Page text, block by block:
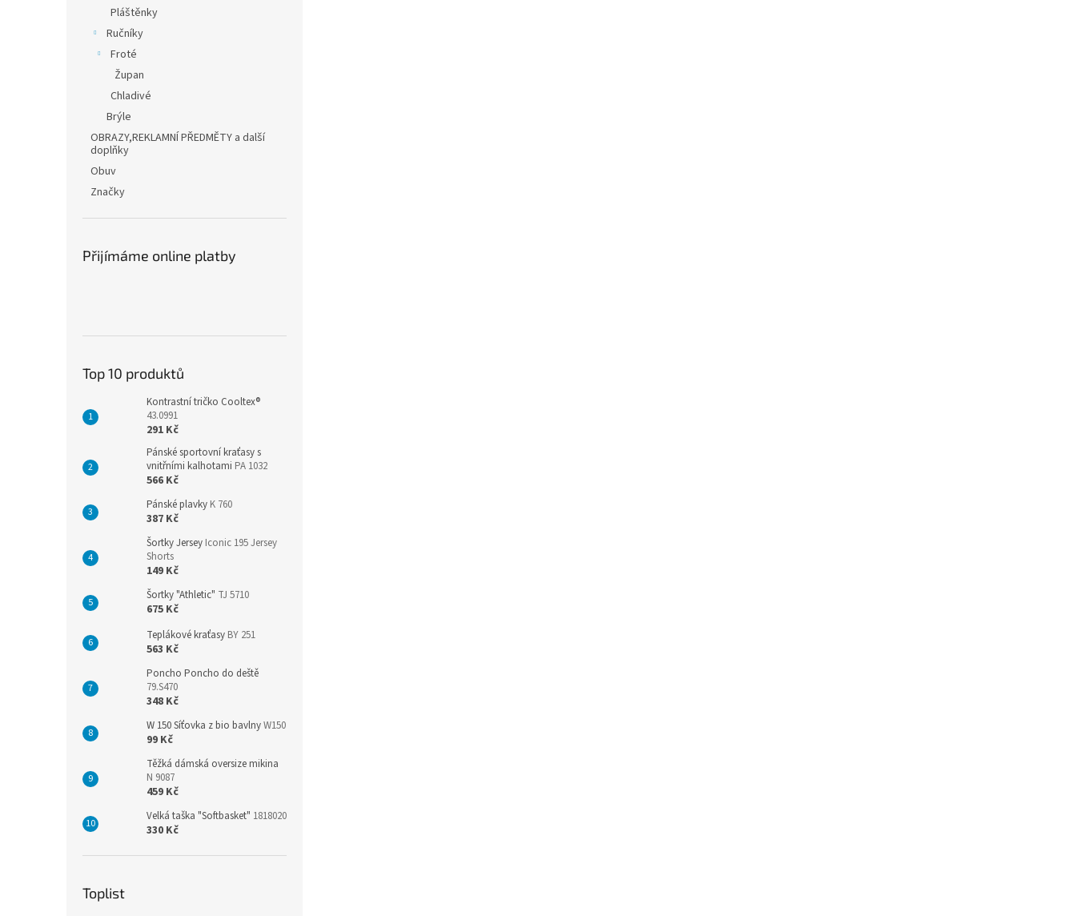
Pláštěnky
Ručníky
Froté
Župan
Chladivé
Brýle
OBRAZY,REKLAMNÍ PŘEDMĚTY a další
doplňky
Obuv
Značky
Přijímáme online platby
Top 10 produktů
Kontrastní tričko Cooltex®
43.0991
291 Kč
Pánské sportovní kraťasy s
vnitřními kalhotami PA 1032
566 Kč
Pánské plavky K 760
387 Kč
Šortky Jersey Iconic 195 Jersey
Shorts
149 Kč
Šortky "Athletic" TJ 5710
675 Kč
Teplákové kraťasy BY 251
563 Kč
Poncho Poncho do deště
79.S470
348 Kč
W 150 Síťovka z bio bavlnyW150
99 Kč
Těžká dámská oversize mikina
N 9087
459 Kč
Velká taška "Softbasket" 1818020
330 Kč
Toplist